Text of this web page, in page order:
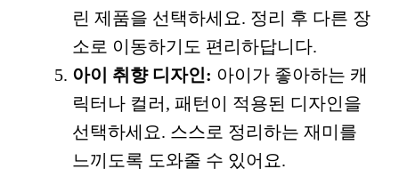
린 제품을 선택하세요. 정리 후 다른 장
소로 이동하기도 편리하답니다.
아이 취향 디자인: 아이가 좋아하는 캐
릭터나 컬러, 패턴이 적용된 디자인을
선택하세요. 스스로 정리하는 재미를
느끼도록 도와줄 수 있어요.